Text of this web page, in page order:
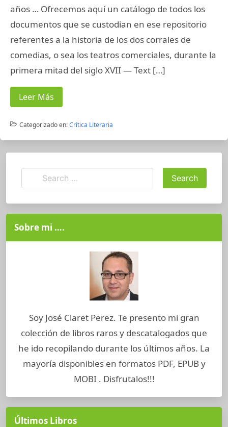
años … Ofrecemos aquí un catálogo de todos los
documentos que se custodian en ese repositorio
referentes a la historia de los dos corrales de
comedias, o sea los teatros comerciales, durante la
primera mitad del siglo XVII — Text […]
Leer Más
Categorizado en:Crítica Literaria
Sobre mi ….
Soy José Claret Perez. Te presento mi gran
colección de libros raros y descatalogados que
he ido recopilando durante los últimos años. La
mayoría disponibles en formatos PDF, EPUB y
MOBI . Disfrutalos!!!
Últimos Libros